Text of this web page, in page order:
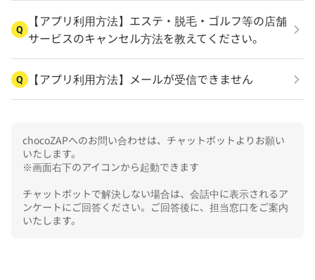
Q
【アプリ利用方法】エステ・脱毛・ゴルフ等の店舗
サービスのキャンセル方法を教えてください。
Q 【アプリ利用方法】メールが受信できません
chocoZAPへのお問い合わせは、チャットボットよりお願い
いたします。
※画面右下のアイコンから起動できます
チャットボットで解決しない場合は、会話中に表示されるア
ンケートにご回答ください。ご回答後に、担当窓口をご案内
いたします。